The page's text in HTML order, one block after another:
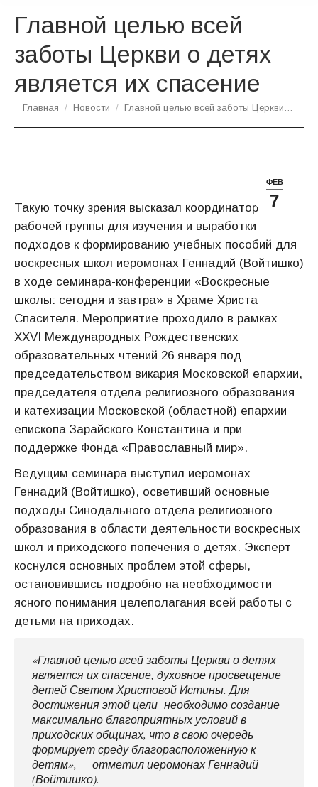
Главной целью всей
заботы Церкви о детях
является их спасение
Вы здесь:
Главная Новости Главной целью всей заботы Церкви…
ФЕВ
7
Такую точку зрения высказал координатор
рабочей группы для изучения и выработки
подходов к формированию учебных пособий для
воскресных школ иеромонах Геннадий (Войтишко)
в ходе семинара-конференции «Воскресные
школы: сегодня и завтра» в Храме Христа
Спасителя. Мероприятие проходило в рамках
XXVI Международных Рождественских
образовательных чтений 26 января под
председательством викария Московской епархии,
председателя отдела религиозного образования
и катехизации Московской (областной) епархии
епископа Зарайского Константина и при
поддержке Фонда «Православный мир».
Ведущим семинара выступил иеромонах
Геннадий (Войтишко), осветивший основные
подходы Синодального отдела религиозного
образования в области деятельности воскресных
школ и приходского попечения о детях. Эксперт
коснулся основных проблем этой сферы,
остановившись подробно на необходимости
ясного понимания целеполагания всей работы с
детьми на приходах.
«Главной целью всей заботы Церкви о детях
является их спасение, духовное просвещение
детей Светом Христовой Истины. Для
достижения этой цели необходимо создание
максимально благоприятных условий в
приходских общинах, что в свою очередь
формирует среду благорасположенную к
детям», — отметил иеромонах Геннадий
(Войтишко).